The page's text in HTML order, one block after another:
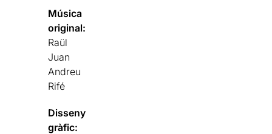
Música
original:
Raül
Juan
Andreu
Rifé
Disseny
gràfic: